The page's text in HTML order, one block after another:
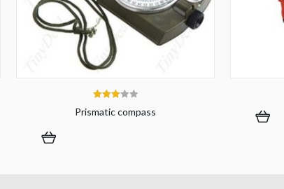
out of 5
Prismatic compass